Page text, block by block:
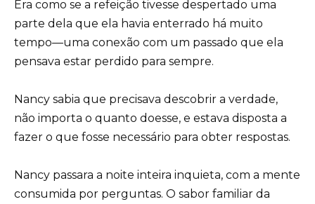
Era como se a refeição tivesse despertado uma
parte dela que ela havia enterrado há muito
tempo—uma conexão com um passado que ela
pensava estar perdido para sempre.
Nancy sabia que precisava descobrir a verdade,
não importa o quanto doesse, e estava disposta a
fazer o que fosse necessário para obter respostas.
Nancy passara a noite inteira inquieta, com a mente
consumida por perguntas. O sabor familiar da